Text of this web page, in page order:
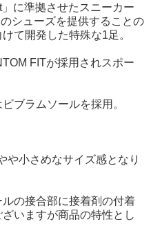
に準拠させたスニーカー
シューズを提供することの
て開発した特殊な1足。
FITが採用されスポー
ブラムソールを採用。
小さめなサイズ感となり
の接合部に接着剤の付着
いますが商品の特性とし